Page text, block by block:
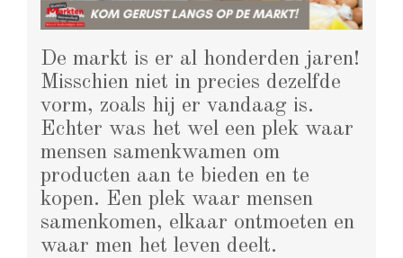
De markt is er al honderden jaren!
Misschien niet in precies dezelfde
vorm, zoals hij er vandaag is.
Echter was het wel een plek waar
mensen samenkwamen om
producten aan te bieden en te
kopen. Een plek waar mensen
samenkomen, elkaar ontmoeten en
waar men het leven deelt.